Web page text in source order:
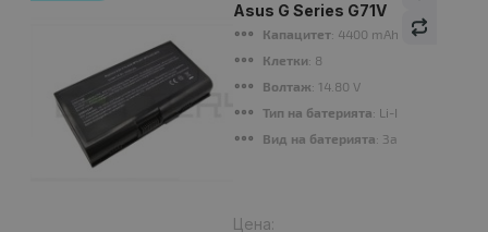
Asus G Series G71V
Капацитет: 4400 mAh
Клетки: 8
Волтаж: 14.80 V
Тип на батерията: Li-Ion
Вид на батерията: Заместител
Цена: